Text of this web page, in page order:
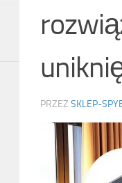
PRZEZ SKLEP-